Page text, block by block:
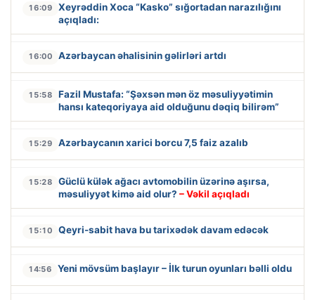
16:09
Xeyrəddin Xoca “Kasko” sığortadan narazılığını
açıqladı:
16:00 Azərbaycan əhalisinin gəlirləri artdı
15:58
Fazil Mustafa: “Şəxsən mən öz məsuliyyətimin
hansı kateqoriyaya aid olduğunu dəqiq bilirəm”
15:29 Azərbaycanın xarici borcu 7,5 faiz azalıb
15:28
Güclü külək ağacı avtomobilin üzərinə aşırsa,
məsuliyyət kimə aid olur? – Vəkil açıqladı
15:10 Qeyri-sabit hava bu tarixədək davam edəcək
14:56 Yeni mövsüm başlayır – İlk turun oyunları bəlli oldu